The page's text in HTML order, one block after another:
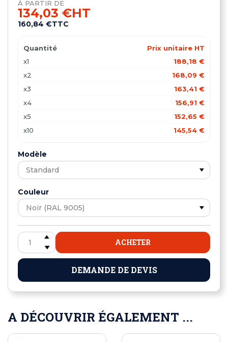
À PARTIR DE
134,03 €HT
160,84 €TTC
Quantité
Prix unitaire HT
x1
188,18 €
x2
168,09 €
x3
163,41 €
x4
156,91 €
x5
152,65 €
x10
145,54 €
x20
Modèle
Couleur
ACHETER
DEMANDE DE DEVIS
A DÉCOUVRIR ÉGALEMENT ...